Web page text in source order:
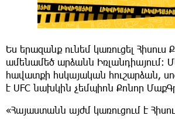
Ես երազանք ունեմ կառուցել Հիսուս
ամենամեծ արձանն Իռլանդիայում:
հավատքի հսկայական հուշարձան,
է UFC նախկին չեմպիոն Քոնոր
«Հայաստանն այժմ կառուցում է